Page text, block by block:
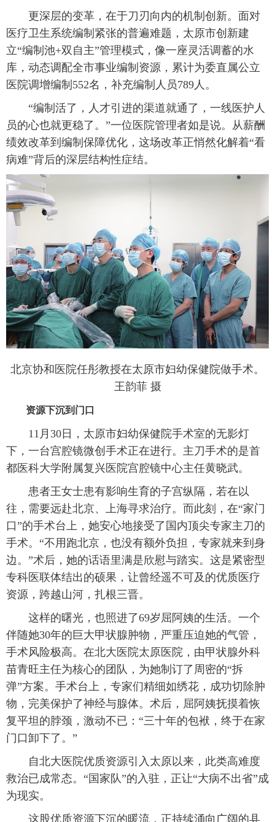
更深层的变革，在于刀刃向内的机制创新。面对
医疗卫生系统编制紧张的普遍难题，太原市创新建
立“编制池+双自主”管理模式，像一座灵活调蓄的水
库，动态调配全市事业编制资源，累计为委直属公立
医院调增编制552名，补充编制人员789人。
“编制活了，人才引进的渠道就通了，一线医护人
员的心也就更稳了。”一位医院管理者如是说。从薪酬
绩效改革到编制保障优化，这场改革正悄然化解着“看
病难”背后的深层结构性症结。
北京协和医院任彤教授在太原市妇幼保健院做手术。
王韵菲 摄
资源下沉到门口
11月30日，太原市妇幼保健院手术室的无影灯
下，一台宫腔镜微创手术正在进行。主刀手术的是首
都医科大学附属复兴医院宫腔镜中心主任黄晓武。
患者王女士患有影响生育的子宫纵隔，若在以
往，需要远赴北京、上海寻求治疗。而此刻，在“家门
口”的手术台上，她安心地接受了国内顶尖专家主刀的
手术。“不用跑北京，也没有额外负担，专家就来到身
边。”术后，她的话语里满是欣慰与踏实。这是紧密型
专科医联体结出的硕果，让曾经遥不可及的优质医疗
资源，跨越山河，扎根三晋。
这样的曙光，也照进了69岁屈阿姨的生活。一个
伴随她30年的巨大甲状腺肿物，严重压迫她的气管，
手术风险极高。在北大医院太原医院，由甲状腺外科
苗青旺主任为核心的团队，为她制订了周密的“拆
弹”方案。手术台上，专家们精细如绣花，成功切除肿
物，完美保护了神经与腺体。术后，屈阿姨抚摸着恢
复平坦的脖颈，激动不已：“三十年的包袱，终于在家
门口卸下了。”
自北大医院优质资源引入太原以来，此类高难度
救治已成常态。“国家队”的入驻，正让“大病不出省”成
为现实。
这股优质资源下沉的暖流，正持续涌向广阔的县